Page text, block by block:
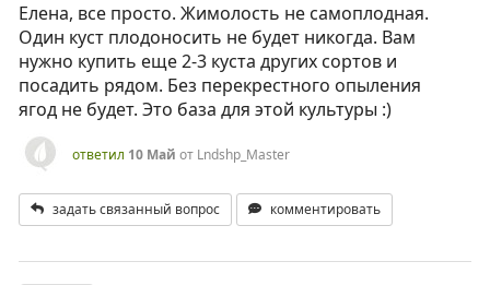
Елена, все просто. Жимолость не самоплодная.
Один куст плодоносить не будет никогда. Вам
нужно купить еще 2-3 куста других сортов и
посадить рядом. Без перекрестного опыления
ягод не будет. Это база для этой культуры :)
ответил 10 Май от Lndshp_Master
задать связанный вопрос комментировать